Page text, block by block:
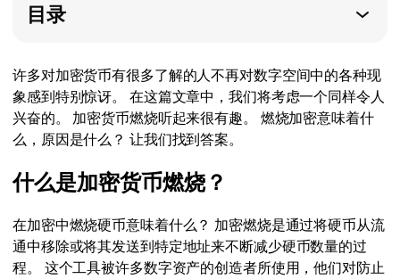
目录
许多对加密货币有很多了解的人不再对数字空间中的各种现
象感到特别惊讶。 在这篇文章中，我们将考虑一个同样令人
兴奋的。 加密货币燃烧听起来很有趣。 燃烧加密意味着什
么，原因是什么？ 让我们找到答案。
什么是加密货币燃烧？
在加密中燃烧硬币意味着什么？ 加密燃烧是通过将硬币从流
通中移除或将其发送到特定地址来不断减少硬币数量的过
程。 这个工具被许多数字资产的创造者所使用，他们对防止